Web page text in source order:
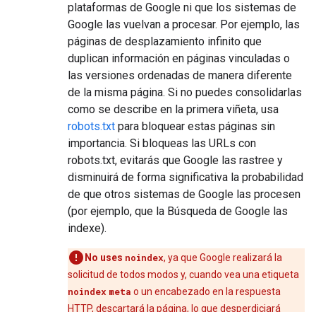
plataformas de Google ni que los sistemas de
Google las vuelvan a procesar. Por ejemplo, las
páginas de desplazamiento infinito que
duplican información en páginas vinculadas o
las versiones ordenadas de manera diferente
de la misma página. Si no puedes consolidarlas
como se describe en la primera viñeta, usa
robots.txt para bloquear estas páginas sin
importancia. Si bloqueas las URLs con
robots.txt, evitarás que Google las rastree y
disminuirá de forma significativa la probabilidad
de que otros sistemas de Google las procesen
(por ejemplo, que la Búsqueda de Google las
indexe).
No uses noindex, ya que Google realizará la
solicitud de todos modos y, cuando vea una etiqueta
noindex meta o un encabezado en la respuesta
HTTP, descartará la página, lo que desperdiciará